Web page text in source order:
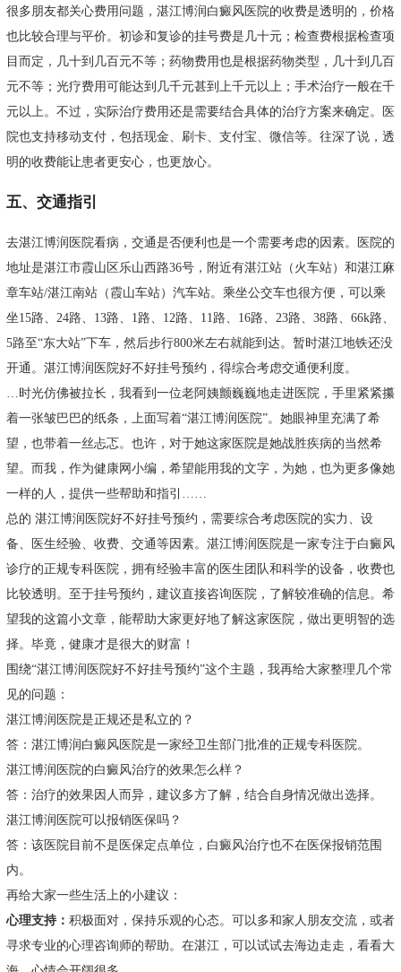
很多朋友都关心费用问题，湛江博润白癜风医院的收费是透明的，价格
也比较合理与平价。初诊和复诊的挂号费是几十元；检查费根据检查项
目而定，几十到几百元不等；药物费用也是根据药物类型，几十到几百
元不等；光疗费用可能达到几千元甚到上千元以上；手术治疗一般在千
元以上。不过，实际治疗费用还是需要结合具体的治疗方案来确定。医
院也支持移动支付，包括现金、刷卡、支付宝、微信等。往深了说，透
明的收费能让患者更安心，也更放心。
五、交通指引
去湛江博润医院看病，交通是否便利也是一个需要考虑的因素。医院的
地址是湛江市霞山区乐山西路36号，附近有湛江站（火车站）和湛江麻
章车站/湛江南站（霞山车站）汽车站。乘坐公交车也很方便，可以乘
坐15路、24路、13路、1路、12路、11路、16路、23路、38路、66k路、
5路至“东大站”下车，然后步行800米左右就能到达。暂时湛江地铁还没
开通。湛江博润医院好不好挂号预约，得综合考虑交通便利度。
…时光仿佛被拉长，我看到一位老阿姨颤巍巍地走进医院，手里紧紧攥
着一张皱巴巴的纸条，上面写着“湛江博润医院”。她眼神里充满了希
望，也带着一丝忐忑。也许，对于她这家医院是她战胜疾病的当然希
望。而我，作为健康网小编，希望能用我的文字，为她，也为更多像她
一样的人，提供一些帮助和指引……
总的 湛江博润医院好不好挂号预约，需要综合考虑医院的实力、设
备、医生经验、收费、交通等因素。湛江博润医院是一家专注于白癜风
诊疗的正规专科医院，拥有经验丰富的医生团队和科学的设备，收费也
比较透明。至于挂号预约，建议直接咨询医院，了解较准确的信息。希
望我的这篇小文章，能帮助大家更好地了解这家医院，做出更明智的选
择。毕竟，健康才是很大的财富！
围绕“湛江博润医院好不好挂号预约”这个主题，我再给大家整理几个常
见的问题：
湛江博润医院是正规还是私立的？
答：湛江博润白癜风医院是一家经卫生部门批准的正规专科医院。
湛江博润医院的白癜风治疗的效果怎么样？
答：治疗的效果因人而异，建议多方了解，结合自身情况做出选择。
湛江博润医院可以报销医保吗？
答：该医院目前不是医保定点单位，白癜风治疗也不在医保报销范围
内。
再给大家一些生活上的小建议：
心理支持： 积极面对，保持乐观的心态。可以多和家人朋友交流，或者
寻求专业的心理咨询师的帮助。在湛江，可以试试去海边走走，看看大